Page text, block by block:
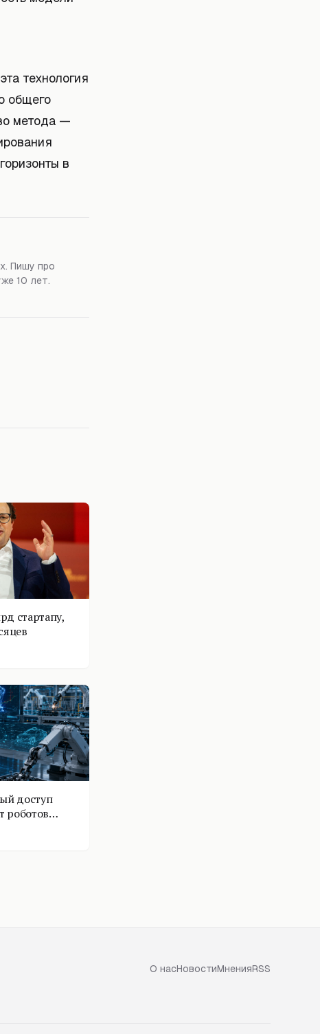
технология
общего
метода —
в
Пишу про
10 лет.
стартапу,
доступ
роботов
О насНовостиМненияRSS